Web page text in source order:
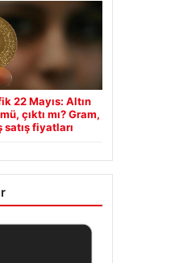
22 Mayıs: Altın
çıktı mı? Gram,
satış fiyatları